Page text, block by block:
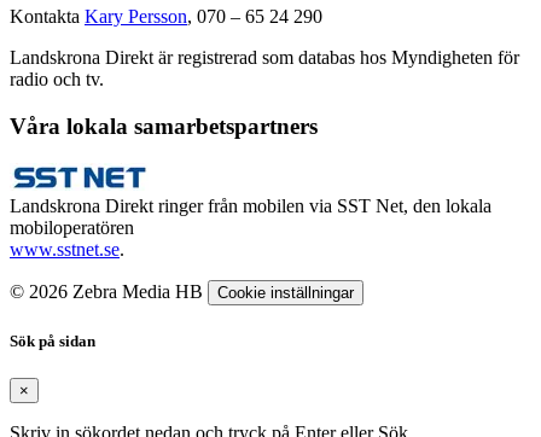
Kontakta Kary Persson, 070 – 65 24 290
Landskrona Direkt är registrerad som databas hos Myndigheten för
radio och tv.
Våra lokala samarbetspartners
Landskrona Direkt ringer från mobilen via SST Net, den lokala
mobiloperatören
www.sstnet.se.
© 2026 Zebra Media HB Cookie inställningar
Sök på sidan
×
Skriv in sökordet nedan och tryck på Enter eller Sök